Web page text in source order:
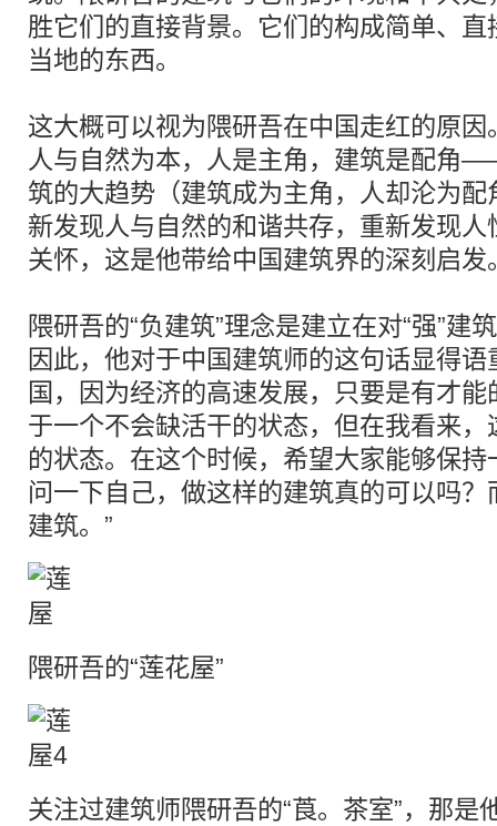
胜它们的直接背景。它们的构成简单、
当地的东西。
这大概可以视为隈研吾在中国走红的原
人与自然为本，人是主角，建筑是配角
筑的大趋势（建筑成为主角，人却沦为
新发现人与自然的和谐共存，重新发现
关怀，这是他带给中国建筑界的深刻启发
隈研吾的“负建筑”理念是建立在对“强”建
因此，他对于中国建筑师的这句话显得语
国，因为经济的高速发展，只要是有才
于一个不会缺活干的状态，但在我看来
的状态。在这个时候，希望大家能够保
问一下自己，做这样的建筑真的可以吗
建筑。”
隈研吾的“莲花屋”
关注过建筑师隈研吾的“莨。茶室”，那是